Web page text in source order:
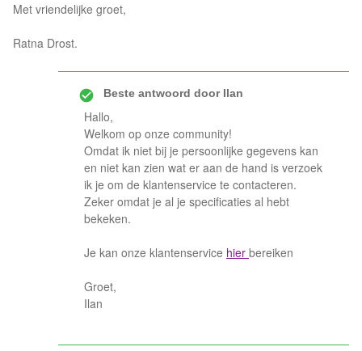
Met vriendelijke groet,
Ratna Drost.
Beste antwoord doorIlan
Hallo,
Welkom op onze community!
Omdat ik niet bij je persoonlijke gegevens kan
en niet kan zien wat er aan de hand is verzoek
ik je om de klantenservice te contacteren.
Zeker omdat je al je specificaties al hebt
bekeken.
Je kan onze klantenservice hier bereiken
Groet,
Ilan